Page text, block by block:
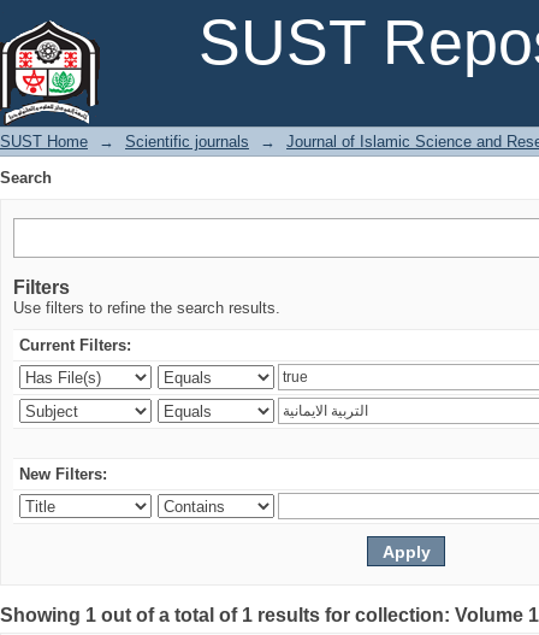
SUST
SUST Home → Scientific journals →
Journal of Islamic Science and
Search
Filters
Use filters to refine the search results.
Current Filters:
New Filters:
Showing 1 out of a total of 1 results for collection: Volume